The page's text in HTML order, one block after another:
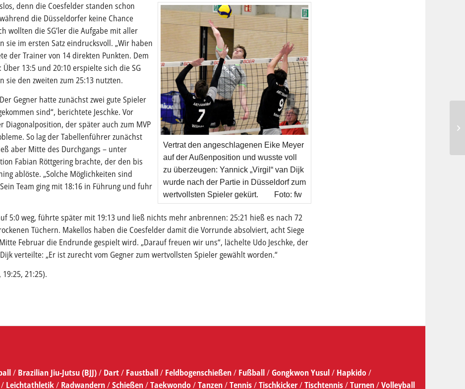
Vertrat den angeschlagenen Eike Meyer
auf der Außenposition und wusste voll
zu überzeugen: Yannick „Virgil“ van Dijk
wurde nach der Partie in Düsseldorf zum
wertvollsten Spieler gekürt. Foto: fw
denn die Coesfelder standen schon
die Düsseldorfer keine Chance
wollten die SG’ler die Aufgabe mit aller
sie im ersten Satz eindrucksvoll. „Wir haben
der Trainer von 14 direkten Punkten. Dem
13:5 und 20:10 erspielte sich die SG
sie den zweiten zum 25:13 nutzten.
Gegner hatte zunächst zwei gute Spieler
sind“, berichtete Jeschke. Vor
der später auch zum MVP
So lag der Tabellenführer zunächst
aber Mitte des Durchgangs – unter
Fabian Röttgering brachte, der den bis
ablöste. „Solche Möglichkeiten sind
Team ging mit 18:16 in Führung und fuhr
5:0 weg, führte später mit 19:13 und ließ nichts mehr anbrennen: 25:21 hieß es nach 72
Tüchern. Makellos haben die Coesfelder damit die Vorrunde absolviert, acht Siege
Februar die Endrunde gespielt wird. „Darauf freuen wir uns“, lächelte Udo Jeschke, der
verteilte: „Er ist zurecht vom Gegner zum wertvollsten Spieler gewählt worden.“
19:25, 21:25).
/ Brazilian Jiu-Jutsu (BJJ)/ Dart/ Faustball/ Feldbogenschießen/ Fußball/Gongkwon Yusul/ Hapkido/
/ Leichtathletik/ Radwandern/Schießen/Taekwondo/Tanzen/Tennis/Tischkicker/Tischtennis/Turnen/Volleyball